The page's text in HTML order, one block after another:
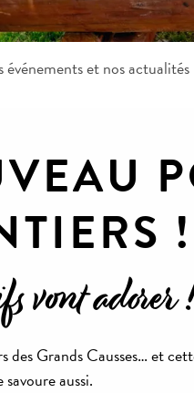
événements et nos actualités
!
vont
des Grands Causses… et
aussi.